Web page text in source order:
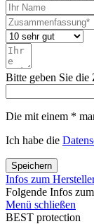
Bitte geben Sie die
Die mit einem *
Ich habe die
Speichern
Infos zum
Folgende Infos
Menü schließen
BEST protection